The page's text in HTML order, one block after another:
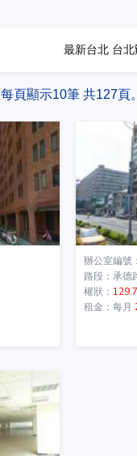
最新台北 台
每頁顯示10筆 共127頁。
辦公室編號
路段：承德
權狀：
租金：每月